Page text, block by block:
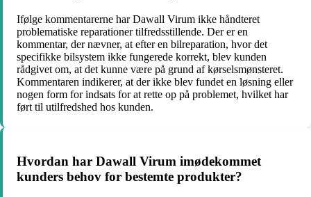
Ifølge kommentarerne har Dawall Virum ikke håndteret
problematiske reparationer tilfredsstillende. Der er en
kommentar, der nævner, at efter en bilreparation, hvor det
specifikke bilsystem ikke fungerede korrekt, blev kunden
rådgivet om, at det kunne være på grund af kørselsmønsteret.
Kommentaren indikerer, at der ikke blev fundet en løsning eller
nogen form for indsats for at rette op på problemet, hvilket har
ført til utilfredshed hos kunden.
Hvordan har Dawall Virum imødekommet
kunders behov for bestemte produkter?